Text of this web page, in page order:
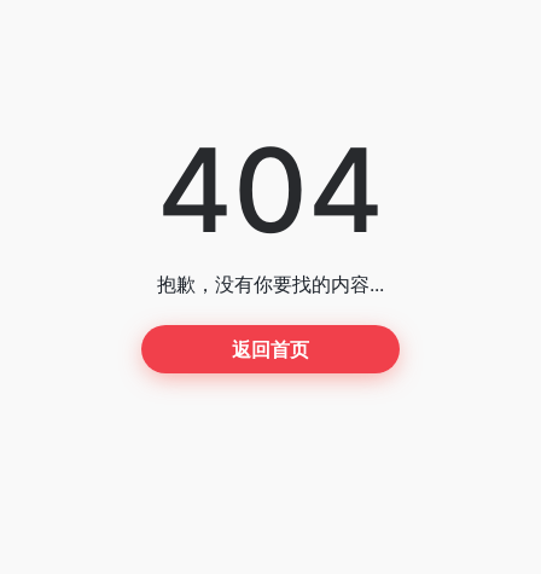
404
抱歉，没有你要找的内容...
返回首页